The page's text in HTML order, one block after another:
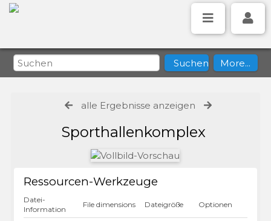
alle Ergebnisse anzeigen
Sporthallenkomplex
Ressourcen-Werkzeuge
Datei-
Information
File dimensions Dateigröße Optionen